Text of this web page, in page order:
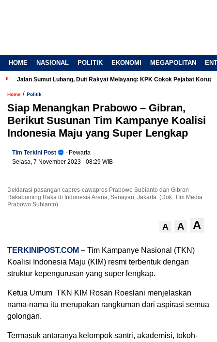
HOME NASIONAL POLITIK EKONOMI MEGAPOLITAN
Jalan Sumut Lubang, Duit Rakyat Melayang: KPK Cokok Pejabat Korup
Home / Politik
Siap Menangkan Prabowo – Gibran,
Berikut Susunan Tim Kampanye Koalisi
Indonesia Maju yang Super Lengkap
Tim Terkini Post
- Pewarta
Selasa, 7 November 2023 - 08:29 WIB
Deklarasi pasangan capres-cawapres Prabowo Subianto dan Gibran
Rakabuming Raka di Indonesia Arena, Senayan, Jakarta. (Dok. TIm Media
Prabowo Subianto)
A A A
TERKINIPOST.COM – Tim Kampanye Nasional (TKN)
Koalisi Indonesia Maju (KIM) resmi terbentuk dengan
struktur kepengurusan yang super lengkap.
Ketua Umum TKN KIM Rosan Roeslani menjelaskan
nama-nama itu merupakan rangkuman dari aspirasi semua
golongan.
Termasuk antaranya kelompok santri, akademisi, tokoh-